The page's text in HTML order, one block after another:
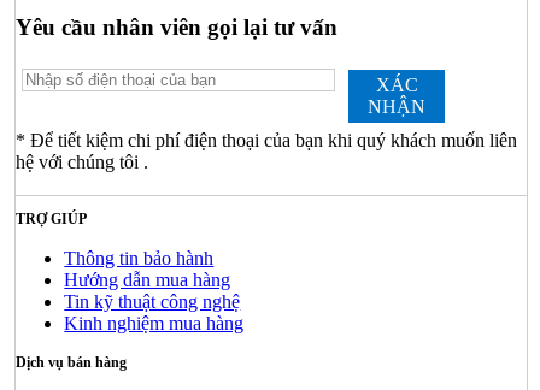
Yêu cầu nhân viên gọi lại tư vấn
XÁC
NHẬN
* Để tiết kiệm chi phí điện thoại của bạn khi quý khách muốn liên
hệ với chúng tôi .
TRỢ GIÚP
Thông tin bảo hành
Hướng dẫn mua hàng
Tin kỹ thuật công nghệ
Kinh nghiệm mua hàng
Dịch vụ bán hàng